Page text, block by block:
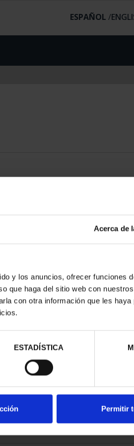
Acerca de
y los anuncios, ofrecer funciones
que haga del sitio web con
con otra información que les haya
ESTADÍSTICA
Permitir
ESPAÑOL /
-